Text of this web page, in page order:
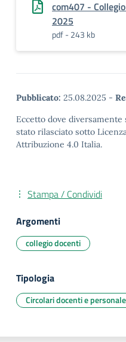
com407 -
2025
pdf - 243 kb
Pubblicato: 25.08.2025 -
Eccetto dove
stato rilasciato sotto
Attribuzione 4.0 Italia.
Stampa / Condividi
Argomenti
collegio docenti
Tipologia
Circolari docenti e personale